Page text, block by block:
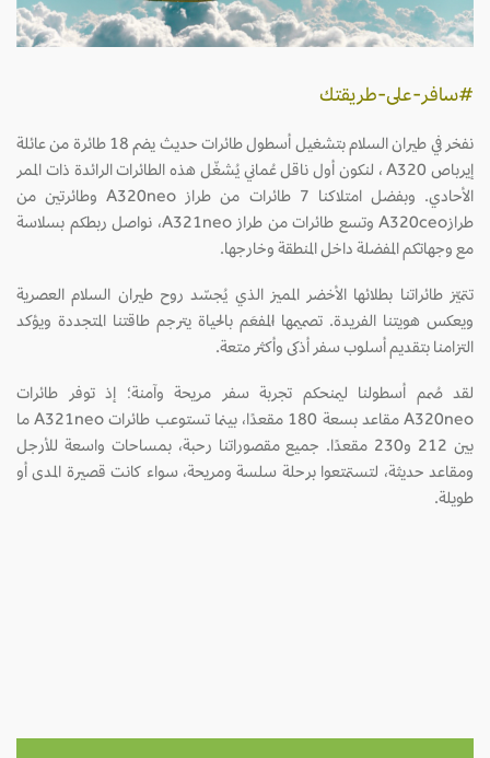
#سافر-على-طريقتك
نفخر في طيران السلام بتشغيل أسطول طائرات حديث يضم 18 طائرة من عائلة
إيرباص A320 ، لنكون أول ناقل عُماني يُشغّل هذه الطائرات الرائدة ذات الممر
الأحادي. وبفضل امتلاكنا 7 طائرات من طراز A320neo وطائرتين من
طرازA320ceo وتسع طائرات من طراز A321neo، نواصل ربطكم بسلاسة
مع وجهاتكم المفضلة داخل المنطقة وخارجها.
تتميّز طائراتنا بطلائها الأخضر المميز الذي يُجسّد روح طيران السلام العصرية
ويعكس هويتنا الفريدة. تصميمها المُفعَم بالحياة يترجم طاقتنا المتجددة ويؤكد
التزامنا بتقديم أسلوب سفر أذكى وأكثر متعة.
لقد صُمم أسطولنا ليمنحكم تجربة سفر مريحة وآمنة؛ إذ توفر طائرات
A320neo مقاعد بسعة 180 مقعدًا، بينما تستوعب طائرات A321neo ما
بين 212 و230 مقعدًا. جميع مقصوراتنا رحبة، بمساحات واسعة للأرجل
ومقاعد حديثة، لتستمتعوا برحلة سلسة ومريحة، سواء كانت قصيرة المدى أو
طويلة.